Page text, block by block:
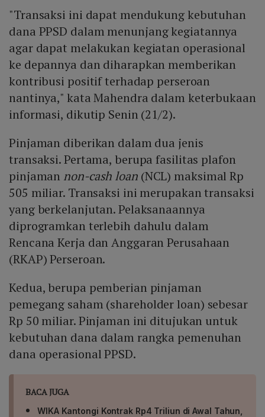
"Transaksi ini dapat mendukung kebutuhan
dana PPSD dalam menunjang kegiatannya
agar dapat melakukan kegiatan operasional
ke depannya dan diharapkan memberikan
kontribusi positif terhadap perseroan
nantinya," kata Mahendra dalam keterbukaan
informasi, dikutip Senin (21/2).
Pinjaman diberikan dalam dua jenis
transaksi. Pertama, berupa fasilitas plafon
pinjaman non-cash loan(NCL) maksimal Rp
505 miliar. Transaksi ini merupakan transaksi
yang berkelanjutan. Pelaksanaannya
diprogramkan terlebih dahulu dalam
Rencana Kerja dan Anggaran Perusahaan
(RKAP) Perseroan.
Kedua, berupa pemberian pinjaman
pemegang saham (shareholder loan) sebesar
Rp 50 miliar. Pinjaman ini ditujukan untuk
kebutuhan dana dalam rangka pemenuhan
dana operasional PPSD.
BACA JUGA
WIKA Kantongi Kontrak Rp4 Triliun di Awal Tahun,